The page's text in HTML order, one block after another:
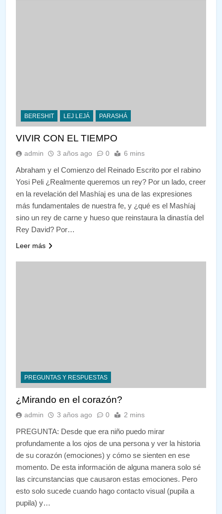
BERESHIT LEJ LEJÁ PARASHÁ
VIVIR CON EL TIEMPO
admin 3 años ago 0 6 mins
Abraham y el Comienzo del Reinado Escrito por el rabino
Yosi Peli ¿Realmente queremos un rey? Por un lado, creer
en la revelación del Mashíaj es una de las expresiones
más fundamentales de nuestra fe, y ¿qué es el Mashíaj
sino un rey de carne y hueso que reinstaura la dinastía del
Rey David? Por…
Leer más
PREGUNTAS Y RESPUESTAS
¿Mirando en el corazón?
admin 3 años ago 0 2 mins
PREGUNTA: Desde que era niño puedo mirar
profundamente a los ojos de una persona y ver la historia
de su corazón (emociones) y cómo se sienten en ese
momento. De esta información de alguna manera solo sé
las circunstancias que causaron estas emociones. Pero
esto solo sucede cuando hago contacto visual (pupila a
pupila) y…